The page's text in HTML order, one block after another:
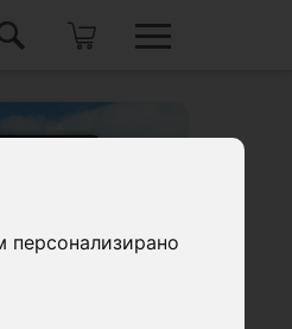
персонализирано